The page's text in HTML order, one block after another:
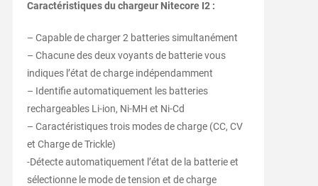
Caractéristiques du chargeur Nitecore I2 :
– Capable de charger 2 batteries simultanément
– Chacune des deux voyants de batterie vous
indiques l’état de charge indépendamment
– Identifie automatiquement les batteries
rechargeables Li-ion, Ni-MH et Ni-Cd
– Caractéristiques trois modes de charge (CC, CV
et Charge de Trickle)
-Détecte automatiquement l’état de la batterie et
sélectionne le mode de tension et de charge